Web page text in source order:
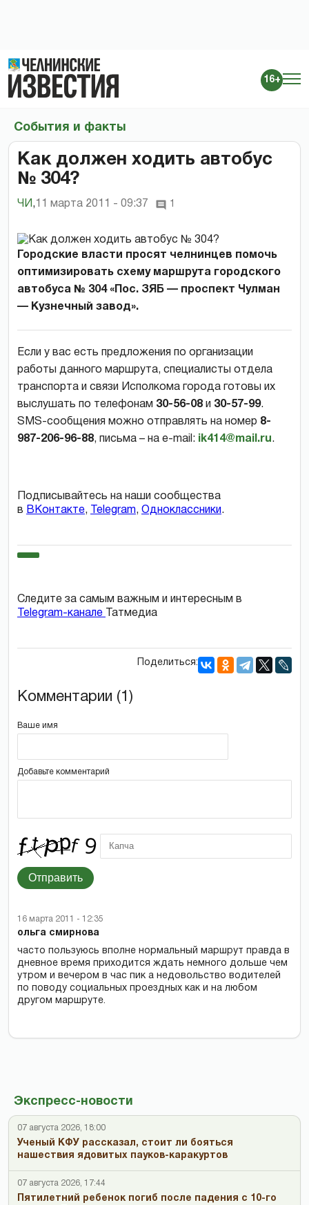
16+
Экспресс-новости
07 августа 2026, 18:00
Ученый КФУ рассказал, стоит ли бояться
нашествия ядовитых пауков-каракуртов
07 августа 2026, 17:44
Пятилетний ребенок погиб после падения с 10-го
События и факты
Как должен ходить автобус
№ 304?
ЧИ , 11 марта 2011 - 09:37 1
Городские власти просят челнинцев помочь
оптимизировать схему маршрута городского
автобуса № 304 «Пос. ЗЯБ — проспект Чулман
— Кузнечный завод».
Если у вас есть предложения по организации
работы данного маршрута, специалисты отдела
транспорта и связи Исполкома города готовы их
выслушать по телефонам 30-56-08 и 30-57-99.
SMS-сообщения можно отправлять на номер 8-
987-206-96-88, письма – на e-mail: ik414@mail.ru.
Подписывайтесь на наши сообщества
в ВКонтакте, Telegram, Одноклассники.
Следите за самым важным и интересным в
Telegram-канале
Татмедиа
Поделиться:
Комментарии (1)
Ваше имя
Добавьте комментарий
Отправить
16 марта 2011 - 12:35
ольга смирнова
часто пользуюсь вполне нормальный маршрут правда в
дневное время приходится ждать немного дольше чем
утром и вечером в час пик а недовольство водителей
по поводу социальных проездных как и на любом
другом маршруте.